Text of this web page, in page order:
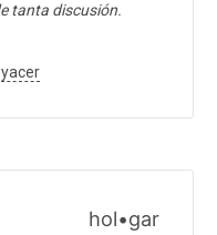
tanta discusión.
yacer
hol•gar